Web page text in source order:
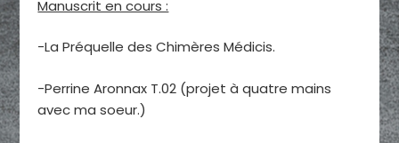
Manuscrit en cours :
-La Préquelle des Chimères Médicis.
-Perrine Aronnax T.02 (projet à quatre mains
avec ma soeur.)